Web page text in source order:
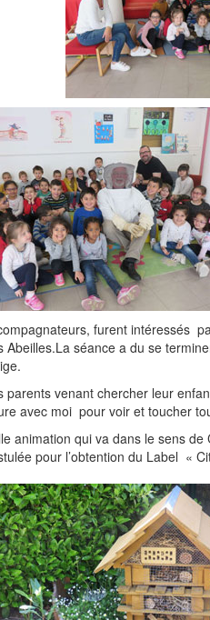
furent intéressés
Abeilles.La séance a du se
parents venant chercher leur
avec moi pour voir et toucher
animation qui va dans le sens
pour l’obtention du Label «